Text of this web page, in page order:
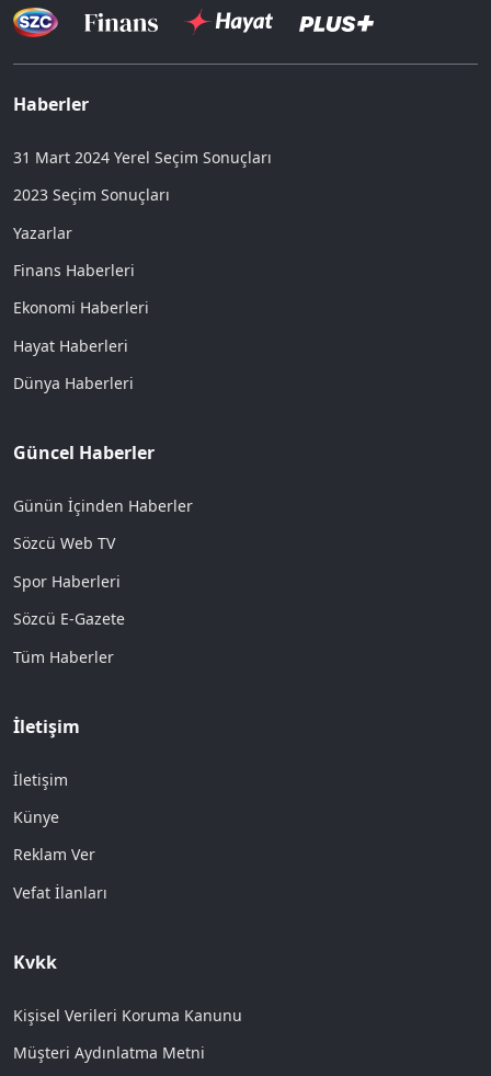
Haberler
31 Mart 2024 Yerel Seçim Sonuçları
2023 Seçim Sonuçları
Yazarlar
Finans Haberleri
Ekonomi Haberleri
Hayat Haberleri
Dünya Haberleri
Güncel Haberler
Günün İçinden Haberler
Sözcü Web TV
Spor Haberleri
Sözcü E-Gazete
Tüm Haberler
İletişim
İletişim
Künye
Reklam Ver
Vefat İlanları
Kvkk
Kişisel Verileri Koruma Kanunu
Müşteri Aydınlatma Metni